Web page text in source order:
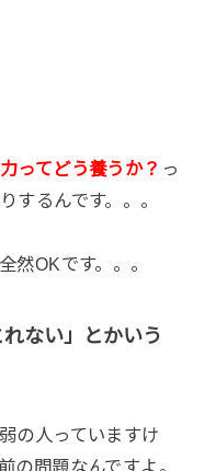
ってどう養うか？ っ
するんです。。。
然OKです。。。
れない」とかいう
の人っていますけ
の問題なんですよ。